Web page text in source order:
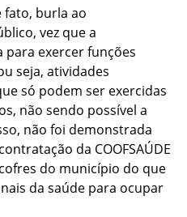
fato, burla ao
vez que a
exercer funções
seja, atividades
só podem ser exercidas
não sendo possível a
não foi demonstrada
da COOFSAÚDE
do município do que
da saúde para ocupar